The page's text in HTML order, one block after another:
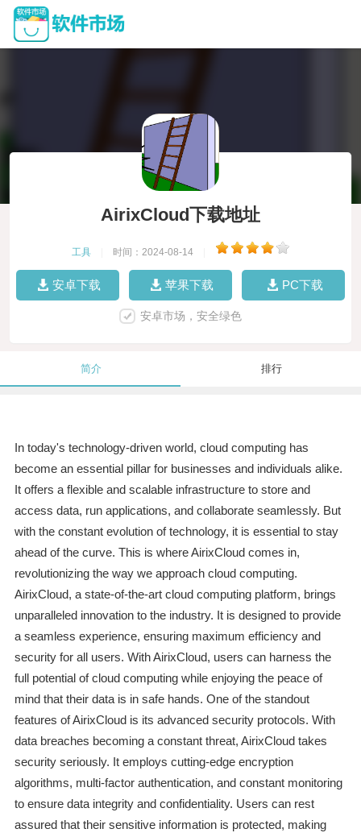
AirixCloud下载地址
工具 时间：2024-08-14
安卓下载 苹果下载 PC下载
安卓市场，安全绿色
简介 排行
In today's technology-driven world, cloud computing has
become an essential pillar for businesses and individuals alike.
It offers a flexible and scalable infrastructure to store and
access data, run applications, and collaborate seamlessly. But
with the constant evolution of technology, it is essential to stay
ahead of the curve. This is where AirixCloud comes in,
revolutionizing the way we approach cloud computing.
AirixCloud, a state-of-the-art cloud computing platform, brings
unparalleled innovation to the industry. It is designed to provide
a seamless experience, ensuring maximum efficiency and
security for all users. With AirixCloud, users can harness the
full potential of cloud computing while enjoying the peace of
mind that their data is in safe hands. One of the standout
features of AirixCloud is its advanced security protocols. With
data breaches becoming a constant threat, AirixCloud takes
security seriously. It employs cutting-edge encryption
algorithms, multi-factor authentication, and constant monitoring
to ensure data integrity and confidentiality. Users can rest
assured that their sensitive information is protected, making